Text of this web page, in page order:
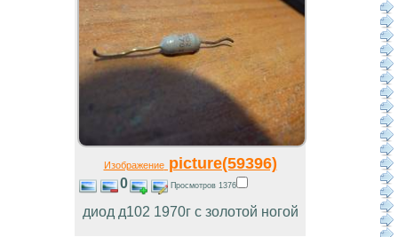
Изображениеpicture(59396)
0 Просмотров 1376
диод д102 1970г с золотой ногой